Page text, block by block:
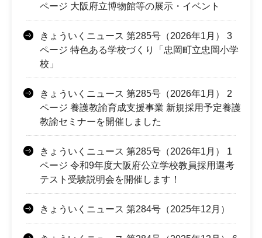
ページ 大阪府立博物館等の展示・イベント
きょういくニュース 第285号（2026年1月） 3
ページ 特色ある学校づくり「忠岡町立忠岡小学
校」
きょういくニュース 第285号（2026年1月） 2
ページ 養護教諭育成支援事業 新規採用予定養護
教諭セミナーを開催しました
きょういくニュース 第285号（2026年1月） 1
ページ 令和9年度大阪府公立学校教員採用選考
テスト受験説明会を開催します！
きょういくニュース 第284号（2025年12月）